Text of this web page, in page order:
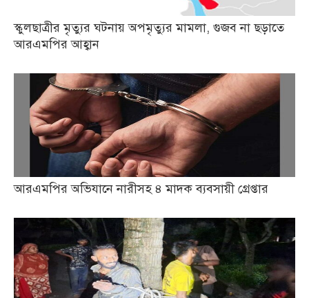
স্কুলছাত্রীর মৃত্যুর ঘটনায় অপমৃত্যুর মামলা, গুজব না ছড়াতে
আরএমপির আহ্বান
আরএমপির অভিযানে নারীসহ ৪ মাদক ব্যবসায়ী গ্রেপ্তার